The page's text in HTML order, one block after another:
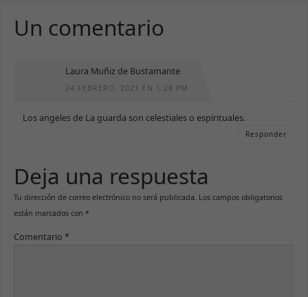
Un comentario
Laura Muñiz de Bustamante
24 FEBRERO, 2021 EN 1:28 PM
Los angeles de La guarda son celestiales o espírituales.
Responder
Deja una respuesta
Tu dirección de correo electrónico no será publicada. Los campos obligatorios
están marcados con *
Comentario *